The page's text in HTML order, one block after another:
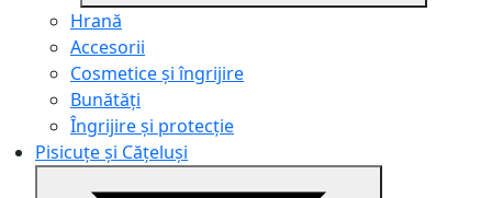
Hrană
Accesorii
Cosmetice și îngrijire
Bunătăți
Îngrijire și protecție
Pisicuțe și Cățeluși